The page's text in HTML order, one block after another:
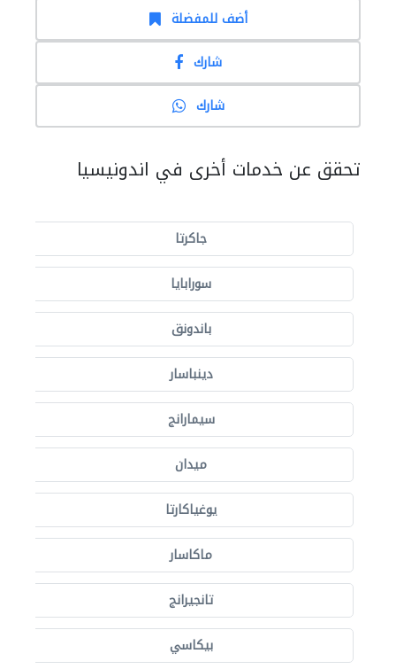
أضف للمفضلة
شارك
شارك
تحقق عن خدمات أخرى في اندونيسيا
جاكرتا
سورابايا
باندونق
دينباسار
سيمارانج
ميدان
يوغياكارتا
ماكاسار
تانجيرانج
بيكاسي